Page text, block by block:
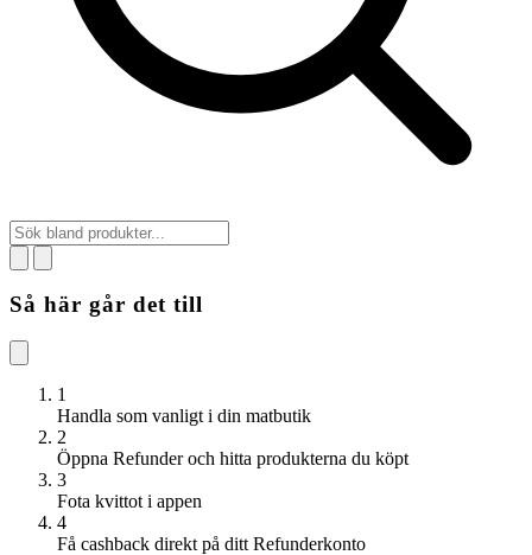
Så här går det till
1
Handla som vanligt i din matbutik
2
Öppna Refunder och hitta produkterna du köpt
3
Fota kvittot i appen
4
Få cashback direkt på ditt Refunderkonto